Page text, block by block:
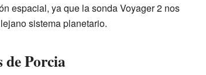
espacial, ya que la sonda Voyager 2 nos
sistema planetario.
de Porcia